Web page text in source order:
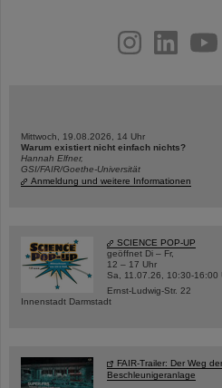
youtubehelmholtz.socialfacebook
Mittwoch, 19.08.2026, 14 Uhr
Warum existiert nicht einfach nichts?
Hannah Elfner,
GSI/FAIR/Goethe-Universität
Anmeldung und weitere Informationen
SCIENCE POP-UP
geöffnet Di – Fr,
12 – 17 Uhr
Sa, 11.07.26, 10:30-16:00
Ernst-Ludwig-Str. 22
Innenstadt Darmstadt
FAIR-Trailer: Der Weg
Beschleunigeranlage